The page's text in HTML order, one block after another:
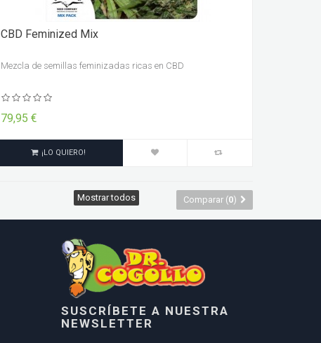
CBD Feminized Mix
Mezcla de semillas feminizadas ricas en CBD
79,95 €
¡LO QUIERO!
Comparar (0)
Mostrar todos
SUSCRÍBETE A NUESTRA
NEWSLETTER